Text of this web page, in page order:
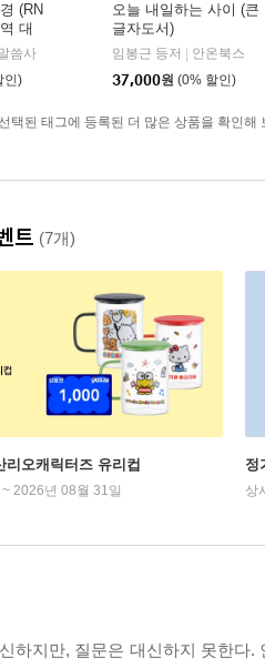
(RN
대
달 색
네
씀사
인)
오늘 내일하는 사이 (큰
글자도서)
임봉근 등저
안온북스
37,000원 (0% 할인)
택된 태그에 등록된 더 많은 상품을 확인해
트 (7개)
오캐릭터즈 유리컵
2026년 08월 31일
정
상
하지만, 질문은 대신하지 못한다